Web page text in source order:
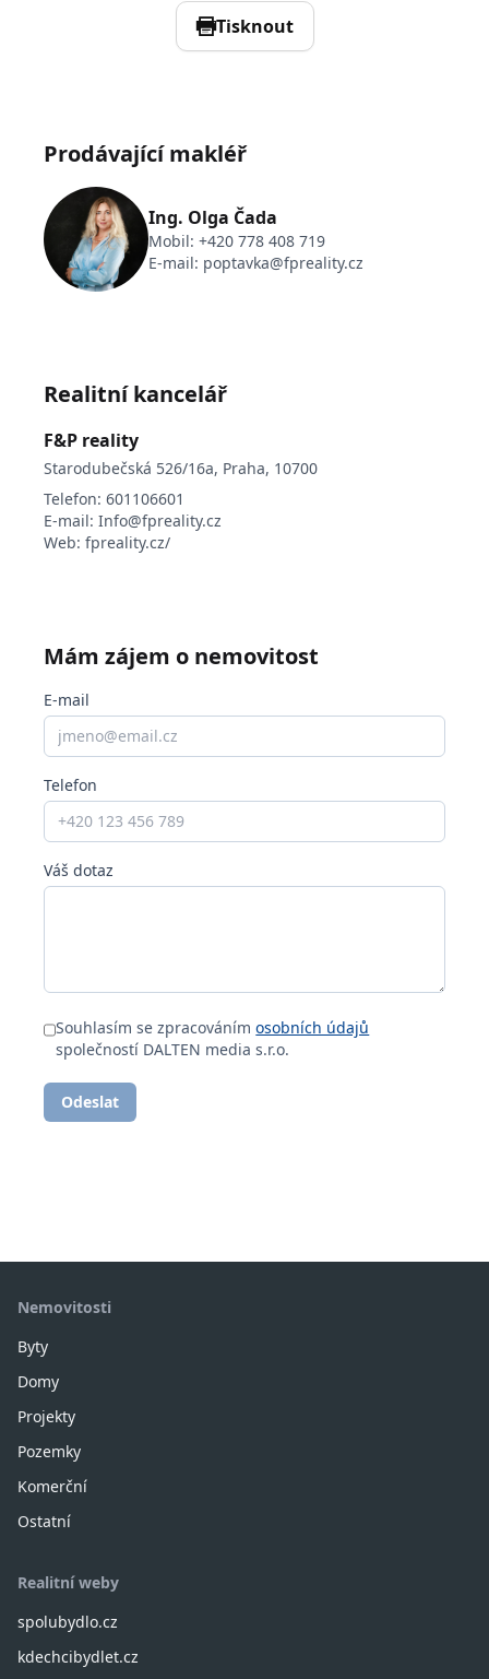
Tisknout
Prodávající makléř
Ing. Olga Čada
Mobil: +420 778 408 719
E-mail: poptavka@fpreality.cz
Realitní kancelář
F&P reality
Starodubečská 526/16a, Praha, 10700
Telefon: 601106601
E-mail: Info@fpreality.cz
Web: fpreality.cz/
Mám zájem o nemovitost
E-mail
Telefon
Váš dotaz
Souhlasím se zpracovánímosobních údajů
společností DALTEN media s.r.o.
Odeslat
Nemovitosti
Byty
Domy
Projekty
Pozemky
Komerční
Ostatní
Realitní weby
spolubydlo.cz
kdechcibydlet.cz